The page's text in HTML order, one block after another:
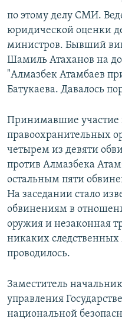
по этому делу СМИ.
юридической оценки
министров. Бывший
Шамиль Атаханов на
"Алмазбек Атамбаев
Батукаева. Давалось
Принимавшие участие
правоохранительных
четырем из девяти
против Алмазбека
остальным пяти
На заседании стало
обвинениям в
оружия и незаконная
никаких
проводилось.
Заместитель
управления
национальной